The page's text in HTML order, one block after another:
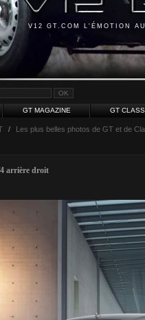
V12 GT.COM L'ÉMOTION
GT MAGAZINE GT
/ Les plus belles photos de GT et de
arrière droit